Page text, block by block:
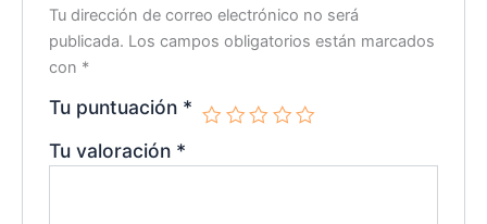
Tu dirección de correo electrónico no será
publicada. Los campos obligatorios están marcados
con *
Tu puntuación *
Tu valoración *